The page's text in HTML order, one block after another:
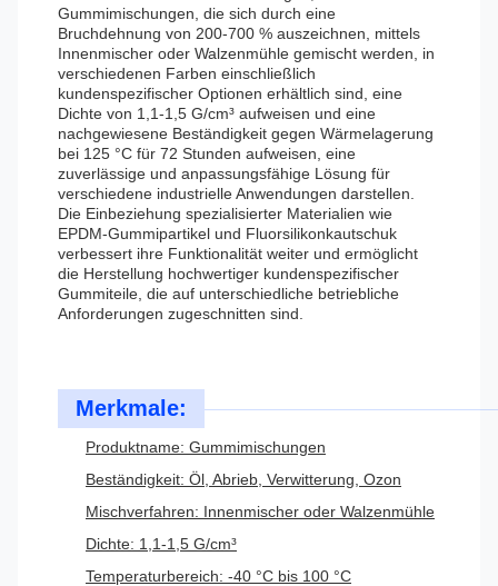
Gummimischungen, die sich durch eine
Bruchdehnung von 200-700 % auszeichnen, mittels
Innenmischer oder Walzenmühle gemischt werden, in
verschiedenen Farben einschließlich
kundenspezifischer Optionen erhältlich sind, eine
Dichte von 1,1-1,5 G/cm³ aufweisen und eine
nachgewiesene Beständigkeit gegen Wärmelagerung
bei 125 °C für 72 Stunden aufweisen, eine
zuverlässige und anpassungsfähige Lösung für
verschiedene industrielle Anwendungen darstellen.
Die Einbeziehung spezialisierter Materialien wie
EPDM-Gummipartikel und Fluorsilikonkautschuk
verbessert ihre Funktionalität weiter und ermöglicht
die Herstellung hochwertiger kundenspezifischer
Gummiteile, die auf unterschiedliche betriebliche
Anforderungen zugeschnitten sind.
Merkmale:
Produktname: Gummimischungen
Beständigkeit: Öl, Abrieb, Verwitterung, Ozon
Mischverfahren: Innenmischer oder Walzenmühle
Dichte: 1,1-1,5 G/cm³
Temperaturbereich: -40 °C bis 100 °C